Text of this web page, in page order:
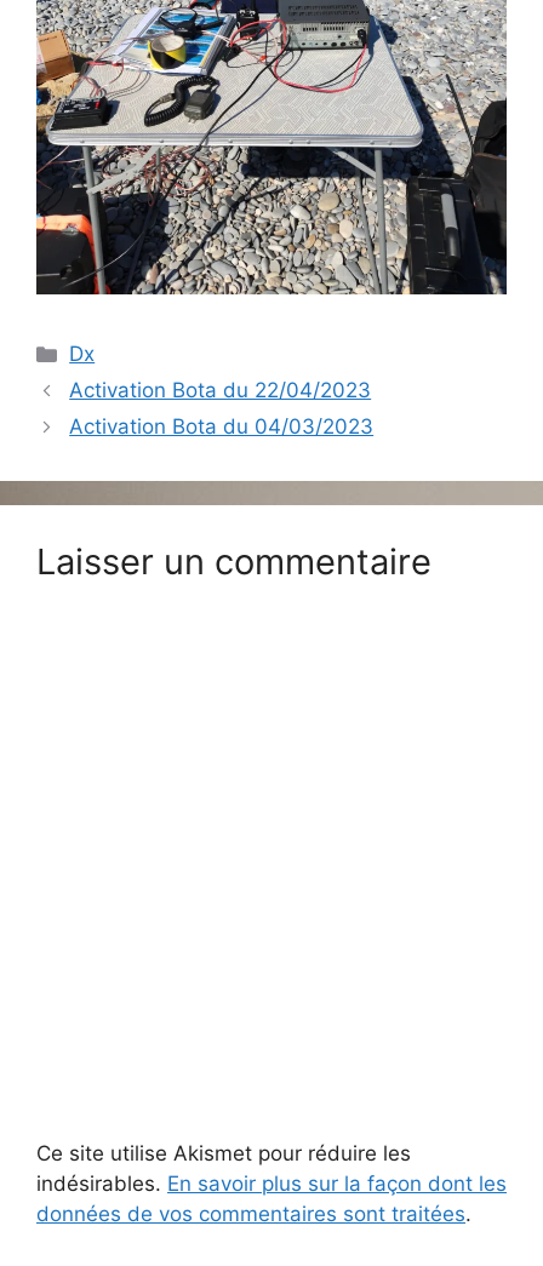
Catégories
Dx
Activation Bota du 22/04/2023
Activation Bota du 04/03/2023
Laisser un commentaire
Ce site utilise Akismet pour réduire les
indésirables. En savoir plus sur la façon dont les
données de vos commentaires sont traitées.